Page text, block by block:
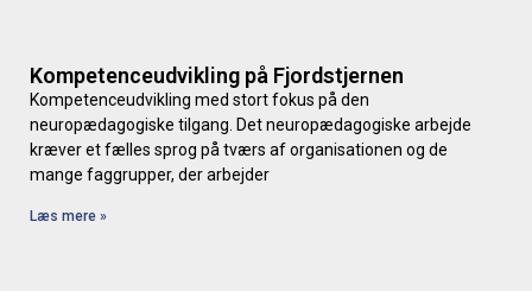
Kompetenceudvikling på Fjordstjernen
Kompetenceudvikling med stort fokus på den
neuropædagogiske tilgang. Det neuropædagogiske arbejde
kræver et fælles sprog på tværs af organisationen og de
mange faggrupper, der arbejder
Læs mere »